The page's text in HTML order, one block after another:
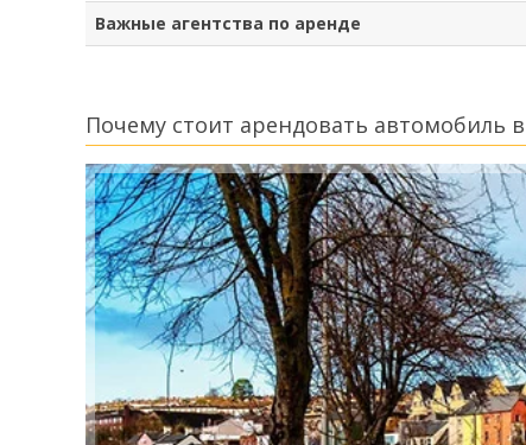
Важные агентства по аренде
Почему стоит арендовать автомобиль